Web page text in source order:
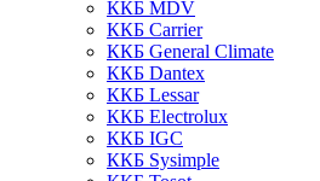
ККБ MDV
ККБ Carrier
ККБ General Climate
ККБ Dantex
ККБ Lessar
ККБ Electrolux
ККБ IGC
ККБ Sysimple